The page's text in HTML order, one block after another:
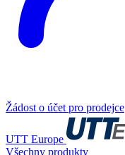
Žádost o účet pro prodejce
UTT Europe
Všechny produkty